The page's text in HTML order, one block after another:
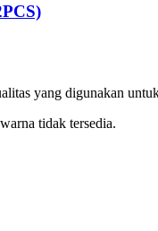
yang digunakan
tidak tersedia.